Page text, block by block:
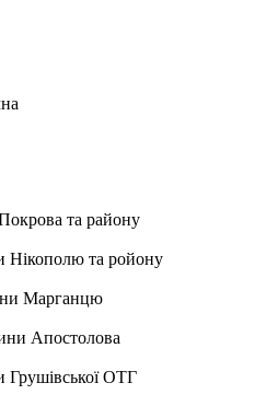
та району
Нікополю та ройону
Марганцю
Апостолова
Грушівської ОТГ